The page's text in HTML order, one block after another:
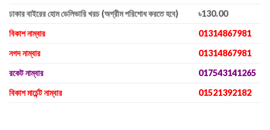
ঢাকার বাইরের হোম ডেলিভারি খরচ (অগ্রীম পরিশোধ করতে হবে)
৳130.00
বিকাশ নাম্বার
01314867981
নগদ নাম্বার
01314867981
রকেট নাম্বার
017543141265
বিকাশ মার্চেন্ট নাম্বার
01521392182